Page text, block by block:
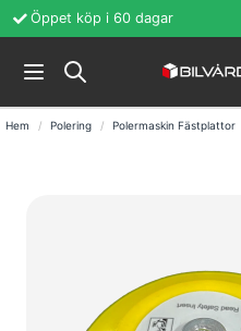
Öppet köp i 60 dagar
Hem Polering Polermaskin Fästplattor